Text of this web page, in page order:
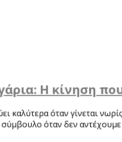
Η κίνηση
καλύτερα όταν γίνεται
όταν δεν αντέχουμε